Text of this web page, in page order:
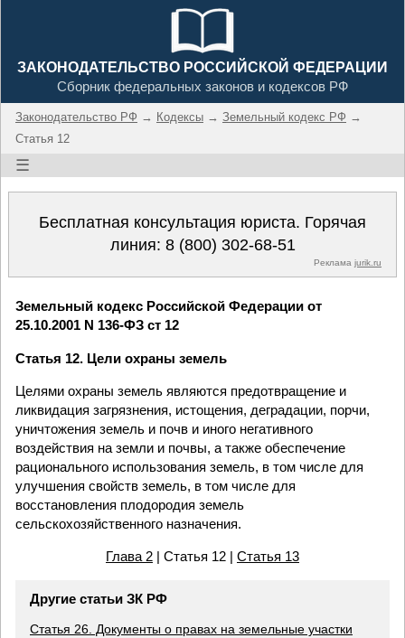
ЗАКОНОДАТЕЛЬСТВО РОССИЙСКОЙ ФЕДЕРАЦИИ
Сборник федеральных законов и кодексов РФ
Законодательство РФ → Кодексы → Земельный кодекс РФ →
Статья 12
☰
Бесплатная консультация юриста. Горячая
линия: 8 (800) 302-68-51
Реклама jurik.ru
Земельный кодекс Российской Федерации от
25.10.2001 N 136-ФЗ ст 12
Статья 12. Цели охраны земель
Целями охраны земель являются предотвращение и
ликвидация загрязнения, истощения, деградации, порчи,
уничтожения земель и почв и иного негативного
воздействия на земли и почвы, а также обеспечение
рационального использования земель, в том числе для
улучшения свойств земель, в том числе для
восстановления плодородия земель
сельскохозяйственного назначения.
Глава 2| Статья 12 | Статья 13
Другие статьи ЗК РФ
Статья 26. Документы о правах на земельные участки